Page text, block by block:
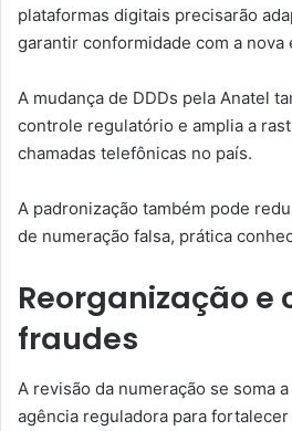
plataformas digitais precisarão
garantir conformidade com a nova
A mudança de DDDs pela Anatel
controle regulatório e amplia a
chamadas telefônicas no país.
A padronização também pode
de numeração falsa, prática
Reorganização e
fraudes
A revisão da numeração se soma
agência reguladora para fortalecer